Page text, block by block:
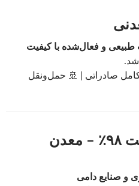
طبیعی و فعال‌شده با کیفیت
صادراتی | 🚢 حمل‌ونقل
🌋 زئولیت کلینوپتیلولیت ۹۸٪ – معدن
و صنایع دامی